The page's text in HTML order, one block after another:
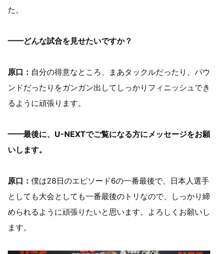
た。
━━どんな試合を見せたいですか？
原口： 自分の得意なところ、まあタックルだったり、パウ
ンドだったりをガンガン出してしっかりフィニッシュでき
るように頑張ります。
━━最後に、U-NEXTでご覧になる方にメッセージをお願
いします。
原口： 僕は28日のエピソード6の一番最後で、日本人選手
としても大会としても一番最後のトリなので、しっかり締
められるように頑張りたいと思います。よろしくお願いし
ます。